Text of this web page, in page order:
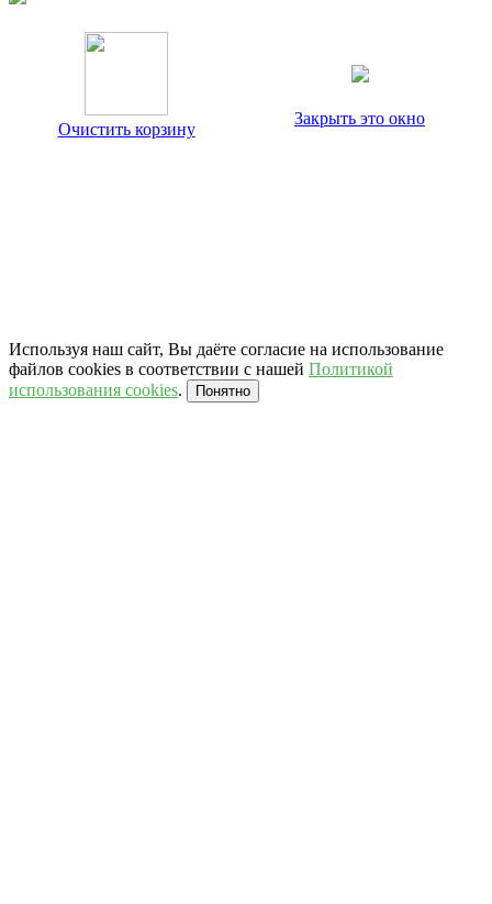
Очистить корзину
Закрыть это окно
Используя наш сайт, Вы даёте согласие на использование
файлов cookies в соответствии с нашей Политикой
использования cookies. Понятно